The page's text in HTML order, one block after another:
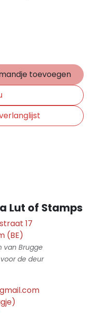
toevoegen
Lut of Stamps
17
(BE)
van Brugge
de deur